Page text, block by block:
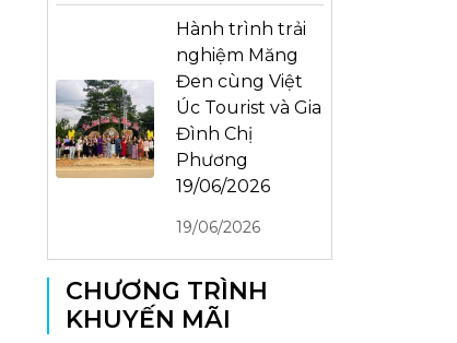
Hành trình trải
nghiệm Măng
Đen cùng Việt
Úc Tourist và Gia
Đình Chị
Phương
19/06/2026
19/06/2026
CHƯƠNG TRÌNH
KHUYẾN MÃI